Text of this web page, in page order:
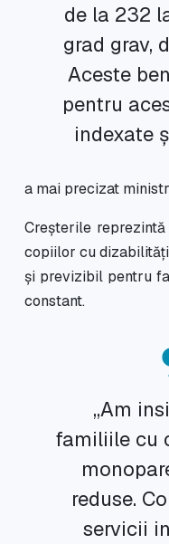
de la 232
grad grav,
Aceste
pentru
indexate
a mai precizat
Creșterile
copiilor cu
și previzibil pentru
constant.
„Am
familiile cu
reduse.
servicii